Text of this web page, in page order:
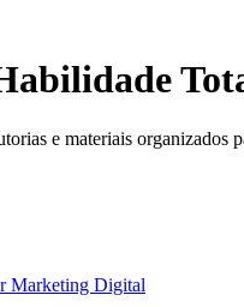
e materiais organizados
Marketing Digital